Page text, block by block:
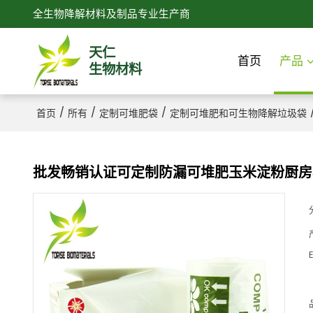
全生物降解材料及制品专业生产商
天仁
生物材料
首页 产品
首页 / 所有 / 定制可堆肥袋 / 定制可堆肥和可生物降解垃圾袋
批发畅销认证可定制防漏可堆肥玉米淀粉厨